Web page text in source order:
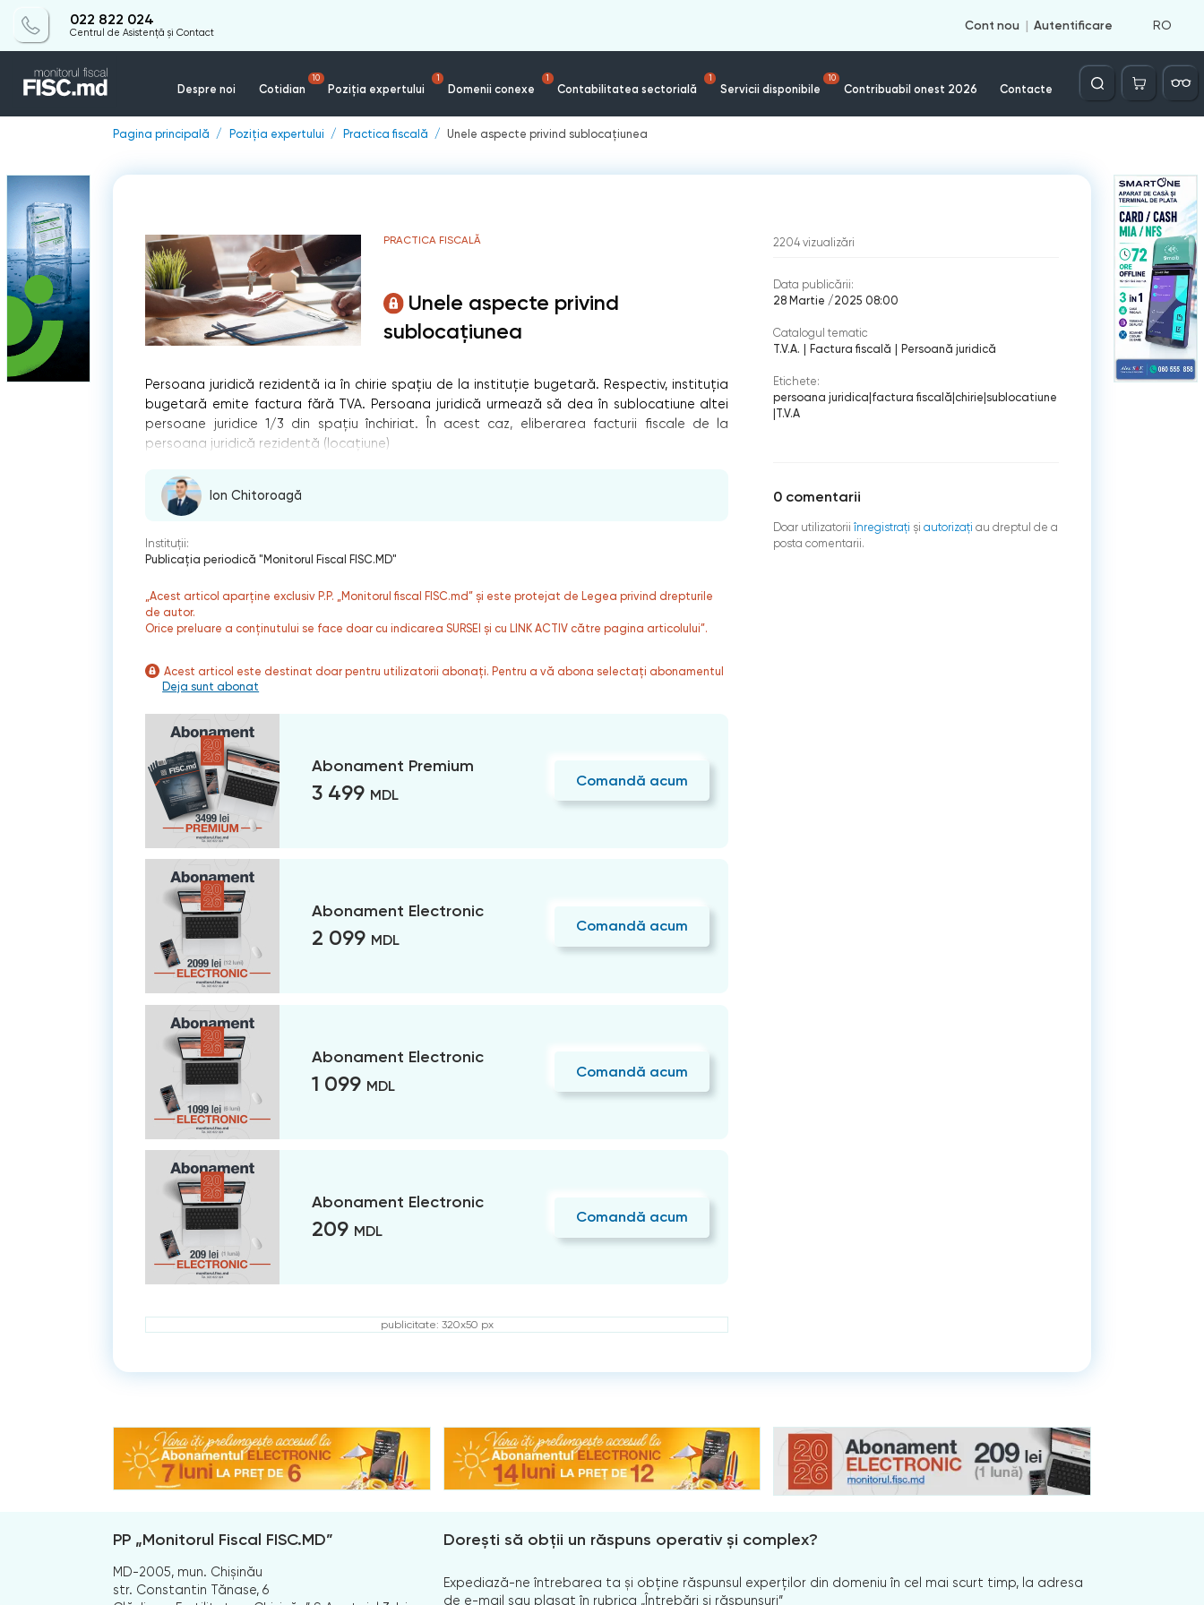
022 822 024
Centrul de Asistență și Contact
Cont nou Autentificare RO
Despre noi Cotidian
10
Poziția expertului
1
Domenii conexe
1
Contabilitatea sectorială
1
Servicii disponibile
10
Contribuabil onest 2026 Contacte
Căutare
Pagina principală Poziția expertului Practica fiscală Unele aspecte privind sublocațiunea
PRACTICA FISCALĂ
Unele aspecte privind
sublocațiunea
Persoana juridică rezidentă ia în chirie spațiu de la instituție bugetară. Respectiv, instituția
bugetară emite factura fără TVA. Persoana juridică urmează să dea în sublocatiune altei
persoane juridice 1/3 din spațiu închiriat. În acest caz, eliberarea facturii fiscale de la
persoana juridică rezidentă (locațiune)
Ion Chitoroagă
Instituții:
Publicaţia periodică "Monitorul Fiscal FISC.MD"
„Acest articol aparține exclusiv P.P. „Monitorul fiscal FISC.md” și este protejat de Legea privind drepturile
de autor.
Orice preluare a conținutului se face doar cu indicarea SURSEI și cu LINK ACTIV către pagina articolului”.
Acest articol este destinat doar pentru utilizatorii abonați. Pentru a vă abona selectați abonamentul
Deja sunt abonat
Abonament Premium
3 499 MDL
Comandă acum
Abonament Electronic
2 099 MDL
Comandă acum
Abonament Electronic
1 099 MDL
Comandă acum
Abonament Electronic
209 MDL
Comandă acum
publicitate: 320x50 px
2204 vizualizări
Data publicării:
28 Martie /2025 08:00
Catalogul tematic
T.V.A.
Factura fiscală Persoană juridică
Etichete:
persoana juridica factura fiscală chirie sublocatiune
T.V.A
0 comentarii
Doar utilizatorii înregistraţi şi autorizați au dreptul de a
posta comentarii.
PP „Monitorul Fiscal FISC.MD”
MD-2005, mun. Chișinău
str. Constantin Tănase, 6
Dorești să obții un răspuns operativ și complex?
Expediază-ne întrebarea ta și obține răspunsul experților din domeniu în cel mai scurt timp, la adresa
de e-mail sau plasat în rubrica „Întrebări și răspunsuri”